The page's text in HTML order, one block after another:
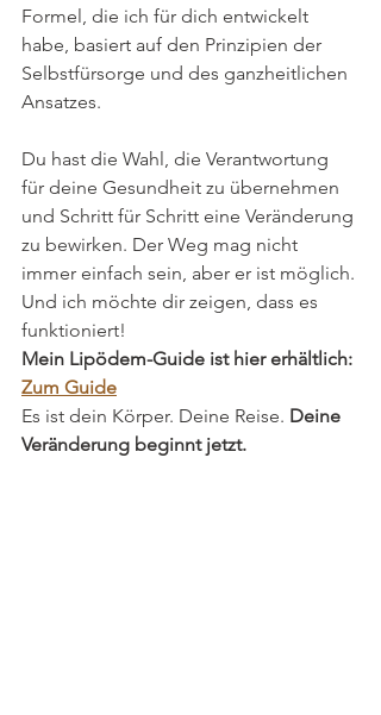
Formel, die ich für dich entwickelt
habe, basiert auf den Prinzipien der
Selbstfürsorge und des ganzheitlichen
Ansatzes.
Du hast die Wahl, die Verantwortung
für deine Gesundheit zu übernehmen
und Schritt für Schritt eine Veränderung
zu bewirken. Der Weg mag nicht
immer einfach sein, aber er ist möglich.
Und ich möchte dir zeigen, dass es
funktioniert!
Mein Lipödem-Guide ist hier erhältlich:
Zum Guide
Es ist dein Körper. Deine Reise. Deine
Veränderung beginnt jetzt.